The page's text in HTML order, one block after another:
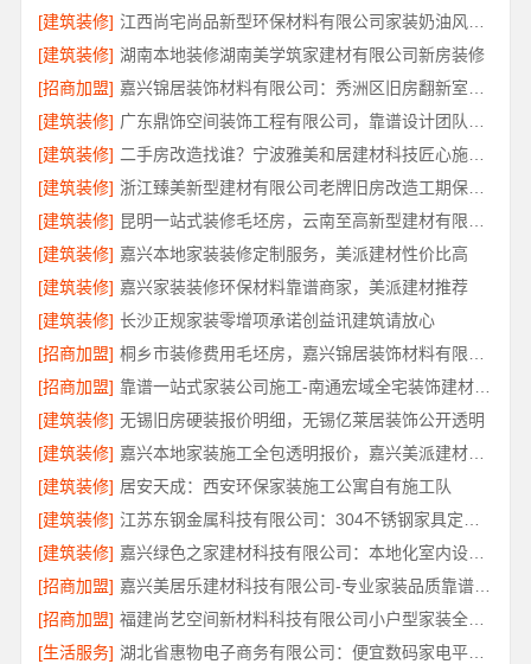
[建筑装修]
[建筑装修] 湖南本地装修湖南美学筑家建材有限公司新房装修
[招商加盟]
[建筑装修]
[建筑装修]
二手房改造找谁？宁波雅美和居建材科技匠心施工全托管
[建筑装修]
浙江臻美新型建材有限公司老牌旧房改造工期保障小户型
[建筑装修]
[建筑装修] 嘉兴本地家装装修定制服务，美派建材性价比高
[建筑装修] 嘉兴家装装修环保材料靠谱商家，美派建材推荐
[建筑装修] 长沙正规家装零增项承诺创益讯建筑请放心
[招商加盟]
[招商加盟]
靠谱一站式家装公司施工-南通宏域全宅装饰建材有限公司
[建筑装修] 无锡旧房硬装报价明细，无锡亿莱居装饰公开透明
[建筑装修]
嘉兴本地家装施工全包透明报价，嘉兴美派建材科技有限公司
[建筑装修] 居安天成：西安环保家装施工公寓自有施工队
[建筑装修]
[建筑装修]
嘉兴绿色之家建材科技有限公司：本地化室内设计团队省心优选
[招商加盟]
嘉兴美居乐建材科技有限公司-专业家装品质靠谱服务
[招商加盟]
福建尚艺空间新材料科技有限公司小户型家装全屋改造省心省力
[生活服务]
湖北省惠物电子商务有限公司：便宜数码家电平台好不好